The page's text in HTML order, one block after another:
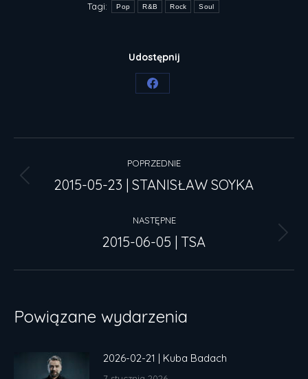
Tagi: Pop R&B Rock Soul
Udostępnij
Share
Facebook
Nawigacja
wpisów
POPRZEDNIE
Poprzedni
2015-05-23 | STANISŁAW SOYKA
NASTĘPNE
Następny
2015-06-05 | TSA
Powiązane wydarzenia
2026-02-21 | Kuba Badach